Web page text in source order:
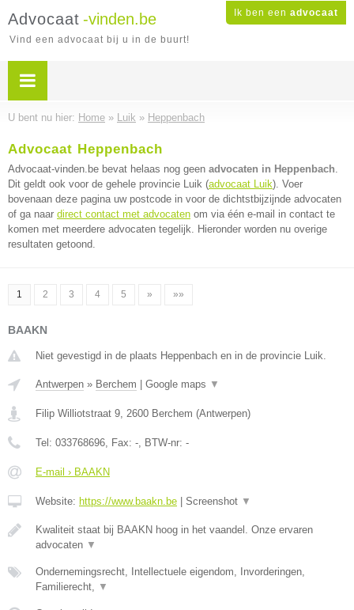
Ik ben een advocaat
Advocaat -vinden.be
Vind een advocaat bij u in de buurt!
U bent nu hier: Home » Luik » Heppenbach
Advocaat Heppenbach
Advocaat-vinden.be bevat helaas nog geen advocaten in Heppenbach.
Dit geldt ook voor de gehele provincie Luik (advocaat Luik). Voer
bovenaan deze pagina uw postcode in voor de dichtstbijzijnde advocaten
of ga naar direct contact met advocaten om via één e-mail in contact te
komen met meerdere advocaten tegelijk. Hieronder worden nu overige
resultaten getoond.
1 2 3 4 5 » »»
BAAKN
Niet gevestigd in de plaats Heppenbach en in de provincie Luik.
Antwerpen » Berchem Google maps ▼
Filip Williotstraat 9, 2600 Berchem (Antwerpen)
Tel: 033768696, Fax: -, BTW-nr: -
E-mail › BAAKN
Website: https://www.baakn.be Screenshot ▼
Kwaliteit staat bij BAAKN hoog in het vaandel. Onze ervaren
advocaten ▼
Ondernemingsrecht, Intellectuele eigendom, Invorderingen,
Familierecht, ▼